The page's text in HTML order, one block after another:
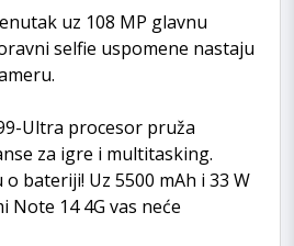
uz 108 MP glavnu
selfie uspomene nastaju
Ultra procesor pruža
za igre i multitasking.
bateriji! Uz 5500 mAh i 33 W
Note 14 4G vas neće